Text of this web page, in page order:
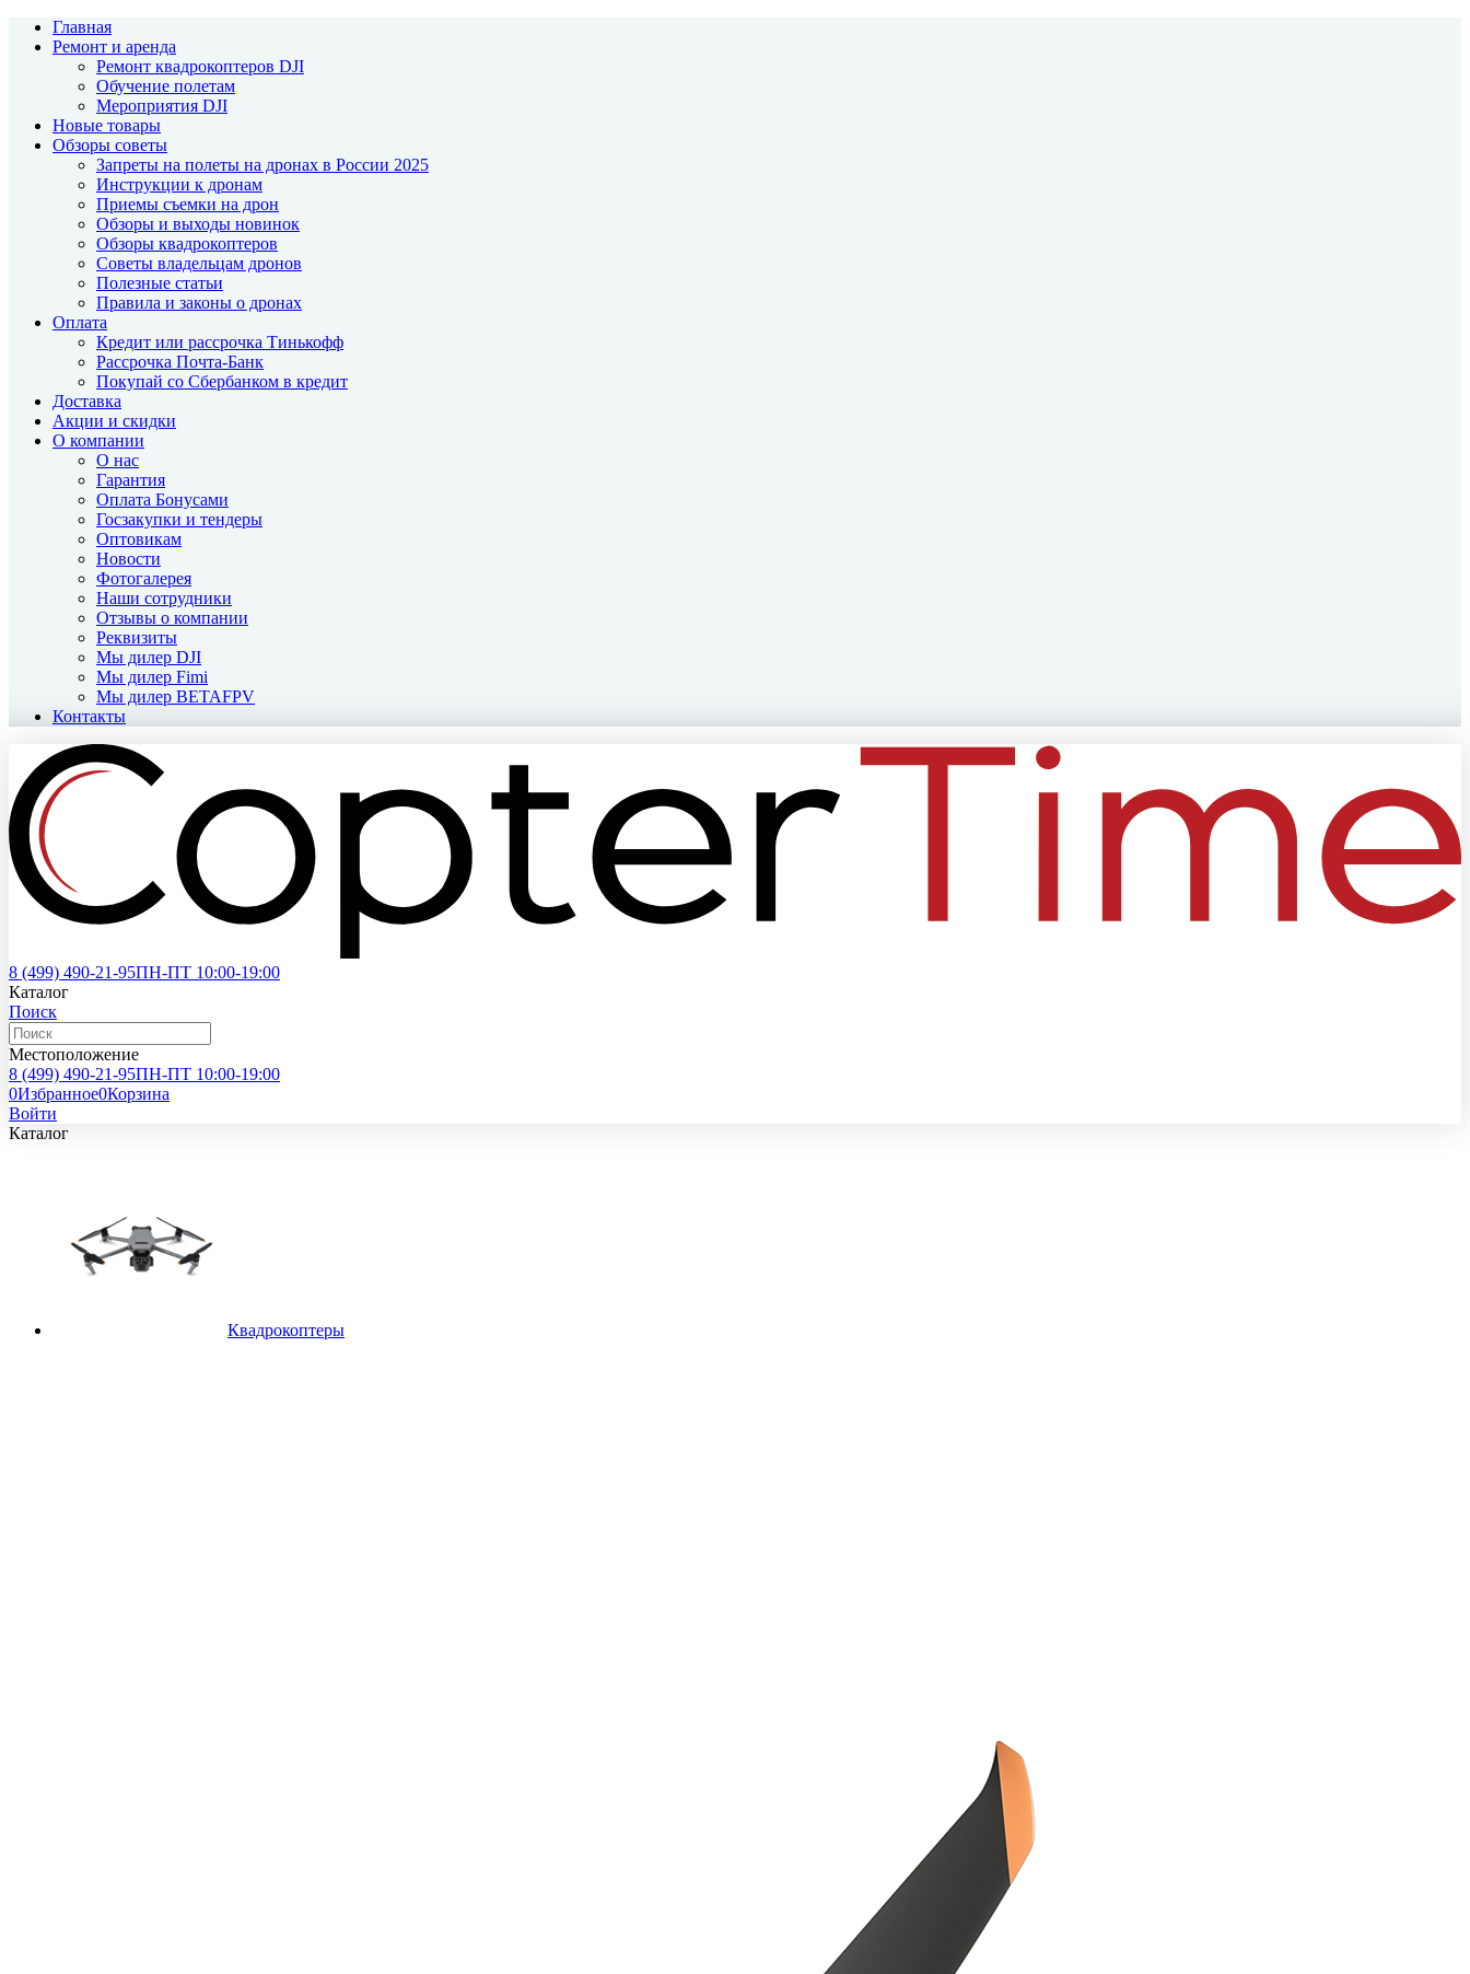
Главная
Ремонт и аренда
Ремонт квадрокоптеров DJI
Обучение полетам
Мероприятия DJI
Новые товары
Обзоры советы
Запреты на полеты на дронах в России 2025
Инструкции к дронам
Приемы съемки на дрон
Обзоры и выходы новинок
Обзоры квадрокоптеров
Советы владельцам дронов
Полезные статьи
Правила и законы о дронах
Оплата
Кредит или рассрочка Тинькофф
Рассрочка Почта-Банк
Покупай со Сбербанком в кредит
Доставка
Акции и скидки
О компании
О нас
Гарантия
Оплата Бонусами
Госзакупки и тендеры
Оптовикам
Новости
Фотогалерея
Наши сотрудники
Отзывы о компании
Реквизиты
Мы дилер DJI
Мы дилер Fimi
Мы дилер BETAFPV
Контакты
8 (499) 490-21-95ПН-ПТ 10:00-19:00
Каталог
Поиск
Местоположение
8 (499) 490-21-95ПН-ПТ 10:00-19:00
0Избранное0Корзина
Войти
Каталог
Квадрокоптеры